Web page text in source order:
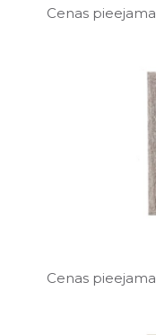
Cenas
Cenas